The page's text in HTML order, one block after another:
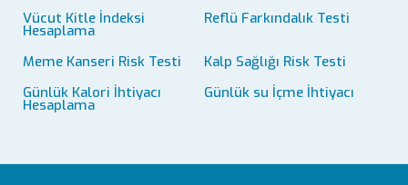
Vücut Kitle İndeksi
Hesaplama
Reflü Farkındalık Testi
Meme Kanseri Risk Testi
Kalp Sağlığı Risk Testi
Günlük Kalori İhtiyacı
Hesaplama
Günlük su İçme İhtiyacı